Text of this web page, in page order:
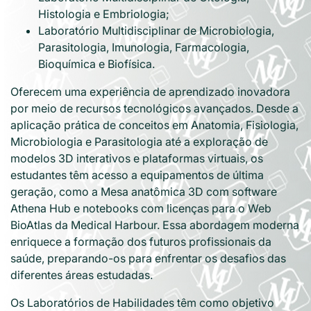
Histologia e Embriologia;
Laboratório Multidisciplinar de Microbiologia,
Parasitologia, Imunologia, Farmacologia,
Bioquímica e Biofísica.
Oferecem uma experiência de aprendizado inovadora
por meio de recursos tecnológicos avançados. Desde a
aplicação prática de conceitos em Anatomia, Fisiologia,
Microbiologia e Parasitologia até a exploração de
modelos 3D interativos e plataformas virtuais, os
estudantes têm acesso a equipamentos de última
geração, como a Mesa anatômica 3D com software
Athena Hub e notebooks com licenças para o Web
BioAtlas da Medical Harbour. Essa abordagem moderna
enriquece a formação dos futuros profissionais da
saúde, preparando-os para enfrentar os desafios das
diferentes áreas estudadas.
Os Laboratórios de Habilidades têm como objetivo